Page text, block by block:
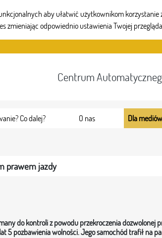
aby ułatwić użytkownikom
zmieniając odpowiednio ustawienia Twojej
Centrum
Co dalej? O nas Dla mediów
prawem jazdy
do kontroli z powodu przekroczenia
5 pozbawienia wolności. Jego samochód trafił na